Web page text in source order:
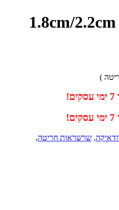
, שרשראות חריטה,